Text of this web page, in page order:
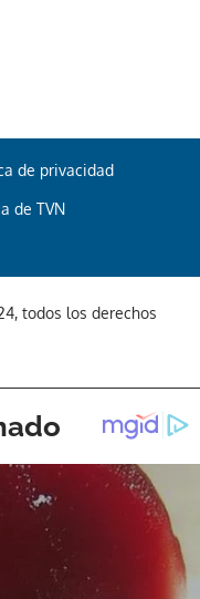
de privacidad
de TVN
todos los derechos